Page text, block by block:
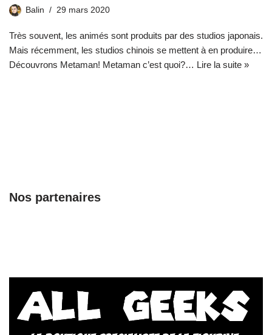
Balin 29 mars 2020
Très souvent, les animés sont produits par des studios japonais.
Mais récemment, les studios chinois se mettent à en produire…
Découvrons Metaman! Metaman c’est quoi?… Lire la suite »
Nos partenaires